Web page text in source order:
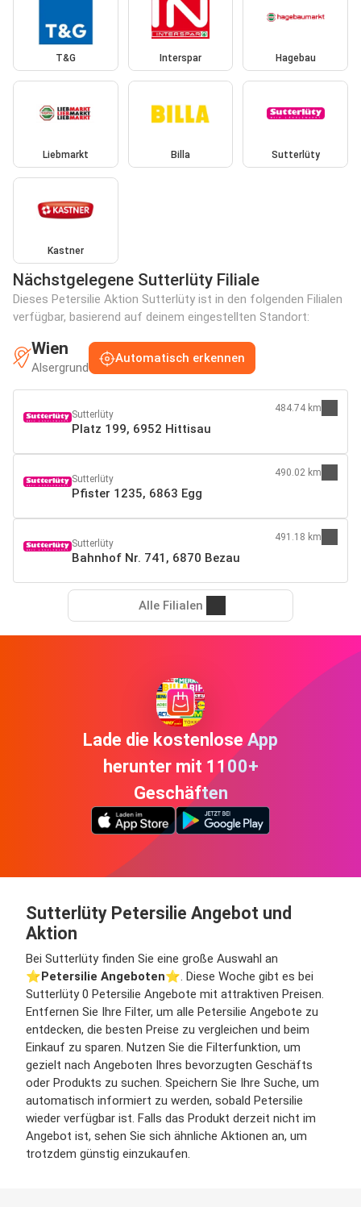
T&G Interspar Hagebau
Liebmarkt Billa Sutterlüty
Kastner
Nächstgelegene Sutterlüty Filiale
Dieses Petersilie Aktion Sutterlüty ist in den folgenden Filialen
verfügbar, basierend auf deinem eingestellten Standort:
Wien
Alsergrund
Automatisch erkennen
Sutterlüty
Platz 199, 6952 Hittisau
484.74 km
Sutterlüty
Pfister 1235, 6863 Egg
490.02 km
Sutterlüty
Bahnhof Nr. 741, 6870 Bezau
491.18 km
Alle Filialen
Lade die kostenlose App
herunter mit 1100+
Geschäften
Sutterlüty Petersilie Angebot und
Aktion
Bei Sutterlüty finden Sie eine große Auswahl an
⭐️Petersilie Angeboten⭐️. Diese Woche gibt es bei
Sutterlüty 0 Petersilie Angebote mit attraktiven Preisen.
Entfernen Sie Ihre Filter, um alle Petersilie Angebote zu
entdecken, die besten Preise zu vergleichen und beim
Einkauf zu sparen. Nutzen Sie die Filterfunktion, um
gezielt nach Angeboten Ihres bevorzugten Geschäfts
oder Produkts zu suchen. Speichern Sie Ihre Suche, um
automatisch informiert zu werden, sobald Petersilie
wieder verfügbar ist. Falls das Produkt derzeit nicht im
Angebot ist, sehen Sie sich ähnliche Aktionen an, um
trotzdem günstig einzukaufen.